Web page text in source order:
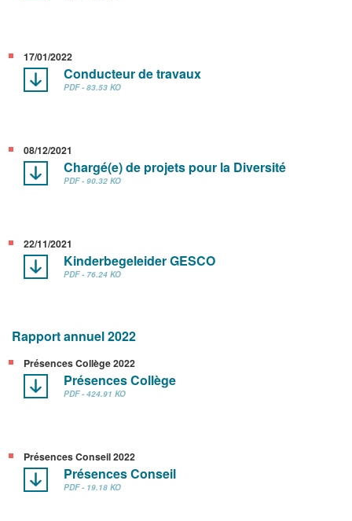
17/01/2022
Conducteur de travaux
PDF - 83.53 KO
08/12/2021
Chargé(e) de projets pour la Diversité
PDF - 90.32 KO
22/11/2021
Kinderbegeleider GESCO
PDF - 76.24 KO
Rapport annuel 2022
Présences Collège 2022
Présences Collège
PDF - 424.91 KO
Présences Conseil 2022
Présences Conseil
PDF - 19.18 KO